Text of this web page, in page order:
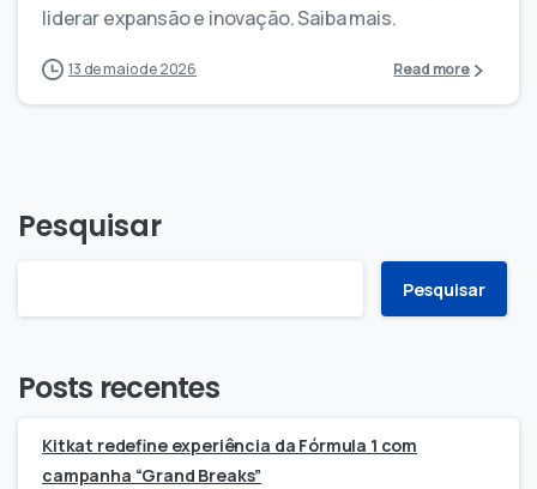
liderar expansão e inovação. Saiba mais.
13 de maio de 2026 Read more
Pesquisar
Pesquisar
Posts recentes
Kitkat redefine experiência da Fórmula 1 com
campanha “Grand Breaks”